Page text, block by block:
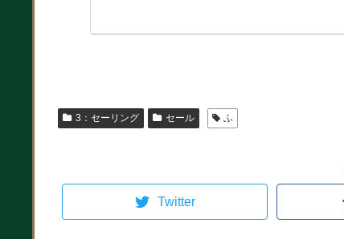
3：セーリング セール ふ
Twitter